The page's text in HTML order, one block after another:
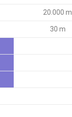
20.000 m
30 m